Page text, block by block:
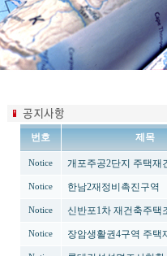
번호 제목
Notice 개포주공2단지 주택재
Notice 한남2재정비촉진구역
Notice 신반포1차 재건축주택
Notice 장암생활권4구역 주택